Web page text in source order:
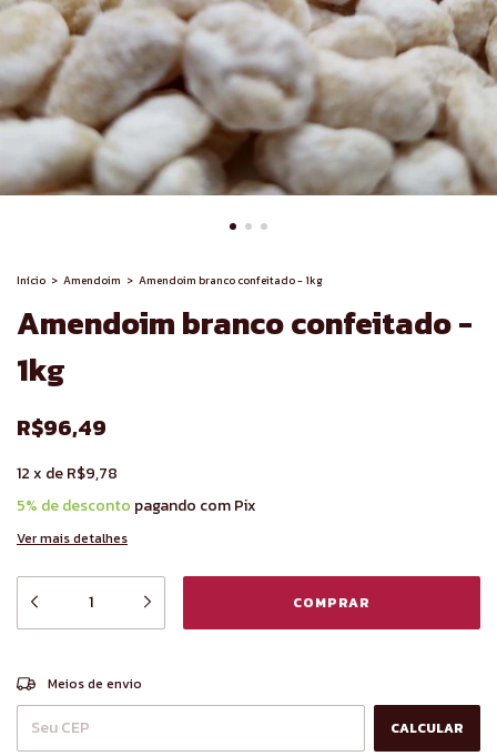
Início > Amendoim > Amendoim branco confeitado - 1kg
Amendoim branco confeitado -
1kg
R$96,49
12x deR$9,78
5% de desconto pagando com Pix
Ver mais detalhes
Entregas para o CEP:
Meios de envio
CALCULAR